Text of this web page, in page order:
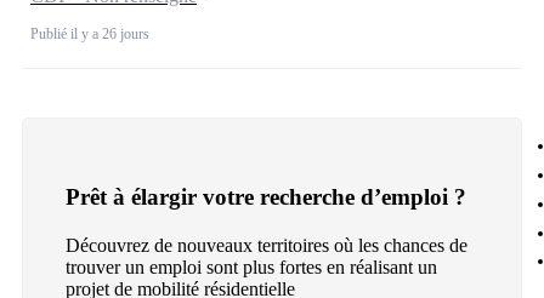
Publié il y a 26 jours
Prêt à élargir votre recherche d’emploi ?
Découvrez de nouveaux territoires où les chances de
trouver un emploi sont plus fortes en réalisant un
projet de mobilité résidentielle